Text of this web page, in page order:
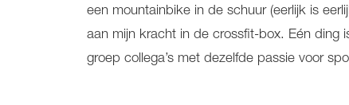
een mountainbike in de schuur (eerlijk is
aan mijn kracht in de crossfit-box. Eén ding
groep collega’s met dezelfde passie voor